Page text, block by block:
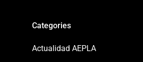
Categories
Actualidad AEPLA